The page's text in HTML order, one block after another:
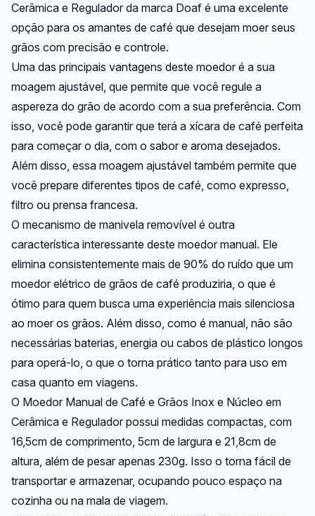
Cerâmica e Regulador da marca Doaf é uma excelente
opção para os amantes de café que desejam moer seus
grãos com precisão e controle.
Uma das principais vantagens deste moedor é a sua
moagem ajustável, que permite que você regule a
aspereza do grão de acordo com a sua preferência. Com
isso, você pode garantir que terá a xícara de café perfeita
para começar o dia, com o sabor e aroma desejados.
Além disso, essa moagem ajustável também permite que
você prepare diferentes tipos de café, como expresso,
filtro ou prensa francesa.
O mecanismo de manivela removível é outra
característica interessante deste moedor manual. Ele
elimina consistentemente mais de 90% do ruído que um
moedor elétrico de grãos de café produziria, o que é
ótimo para quem busca uma experiência mais silenciosa
ao moer os grãos. Além disso, como é manual, não são
necessárias baterias, energia ou cabos de plástico longos
para operá-lo, o que o torna prático tanto para uso em
casa quanto em viagens.
O Moedor Manual de Café e Grãos Inox e Núcleo em
Cerâmica e Regulador possui medidas compactas, com
16,5cm de comprimento, 5cm de largura e 21,8cm de
altura, além de pesar apenas 230g. Isso o torna fácil de
transportar e armazenar, ocupando pouco espaço na
cozinha ou na mala de viagem.